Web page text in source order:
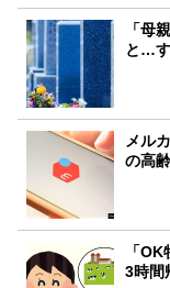
「母
と…す
メル
の高
「
3時